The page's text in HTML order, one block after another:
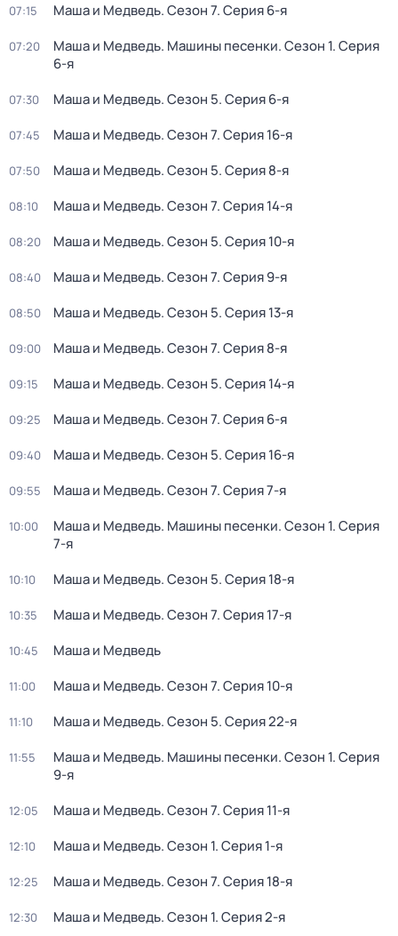
07:15 Маша и Медведь. Сезон 7. Серия 6-я
07:20 Маша и Медведь. Машины песенки. Сезон 1. Серия
6-я
07:30 Маша и Медведь. Сезон 5. Серия 6-я
07:45 Маша и Медведь. Сезон 7. Серия 16-я
07:50 Маша и Медведь. Сезон 5. Серия 8-я
08:10 Маша и Медведь. Сезон 7. Серия 14-я
08:20 Маша и Медведь. Сезон 5. Серия 10-я
08:40 Маша и Медведь. Сезон 7. Серия 9-я
08:50 Маша и Медведь. Сезон 5. Серия 13-я
09:00 Маша и Медведь. Сезон 7. Серия 8-я
09:15 Маша и Медведь. Сезон 5. Серия 14-я
09:25 Маша и Медведь. Сезон 7. Серия 6-я
09:40 Маша и Медведь. Сезон 5. Серия 16-я
09:55 Маша и Медведь. Сезон 7. Серия 7-я
10:00 Маша и Медведь. Машины песенки. Сезон 1. Серия
7-я
10:10 Маша и Медведь. Сезон 5. Серия 18-я
10:35 Маша и Медведь. Сезон 7. Серия 17-я
10:45 Маша и Медведь
11:00 Маша и Медведь. Сезон 7. Серия 10-я
11:10 Маша и Медведь. Сезон 5. Серия 22-я
11:55 Маша и Медведь. Машины песенки. Сезон 1. Серия
9-я
12:05 Маша и Медведь. Сезон 7. Серия 11-я
12:10 Маша и Медведь. Сезон 1. Серия 1-я
12:25 Маша и Медведь. Сезон 7. Серия 18-я
12:30 Маша и Медведь. Сезон 1. Серия 2-я